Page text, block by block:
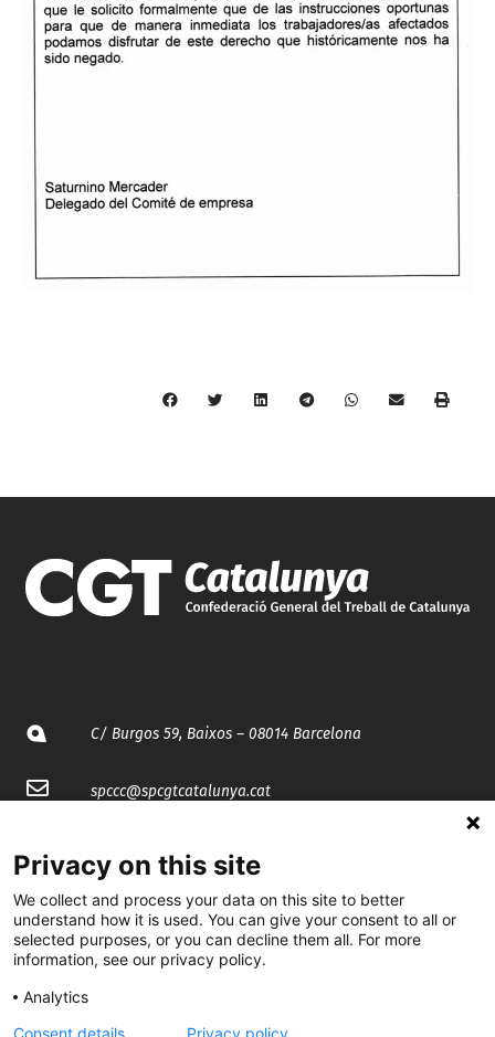
C/ Burgos 59, Baixos – 08014 Barcelona
spccc@spcgtcatalunya.cat
@CGTCatalunya
cgtcatalunya
CGTCatalunya
Privacy on this site
We collect and process your data on this site to better
understand how it is used. You can give your consent to all or
selected purposes, or you can decline them all. For more
information, see our privacy policy.
Analytics
Consent details
Privacy policy